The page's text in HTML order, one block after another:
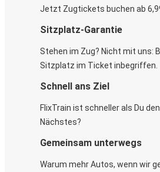
Jetzt Zugtickets buchen ab
Sitzplatz-Garantie
Stehen im Zug? Nicht mit uns:
Sitzplatz im Ticket inbegriffen.
Schnell ans Ziel
FlixTrain ist schneller als Du
Nächstes?
Gemeinsam unterwegs
Warum mehr Autos, wenn wir